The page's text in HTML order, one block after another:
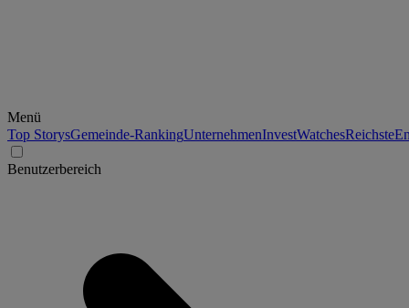
Menü
Top StorysGemeinde-RankingUnternehmenInvestWatchesReichste
Benutzerbereich